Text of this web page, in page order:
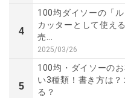
4
100均ダイソーの「
カッターとして使え
売...
2025/03/26
5
100均・ダイソーの
い3種類！書き方は？
る？